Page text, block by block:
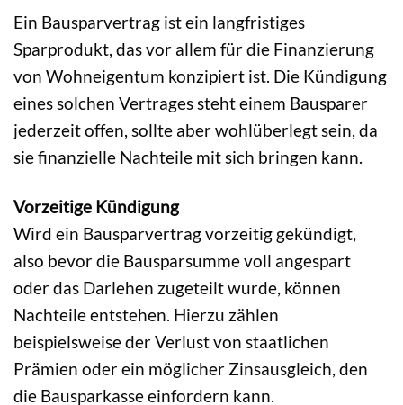
Ein Bausparvertrag ist ein langfristiges
Sparprodukt, das vor allem für die Finanzierung
von Wohneigentum konzipiert ist. Die Kündigung
eines solchen Vertrages steht einem Bausparer
jederzeit offen, sollte aber wohlüberlegt sein, da
sie finanzielle Nachteile mit sich bringen kann.
Vorzeitige Kündigung
Wird ein Bausparvertrag vorzeitig gekündigt,
also bevor die Bausparsumme voll angespart
oder das Darlehen zugeteilt wurde, können
Nachteile entstehen. Hierzu zählen
beispielsweise der Verlust von staatlichen
Prämien oder ein möglicher Zinsausgleich, den
die Bausparkasse einfordern kann.